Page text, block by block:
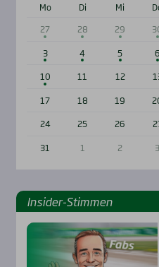
Mo Di Mi
27
28 29
3
4 5 6
10
11 12
17
18 19
24
25 26
31
1 2 3
Insi­der-Stim­men